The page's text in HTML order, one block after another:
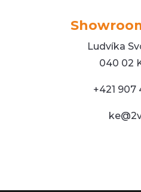
Ludvíka
040 02
+421 907